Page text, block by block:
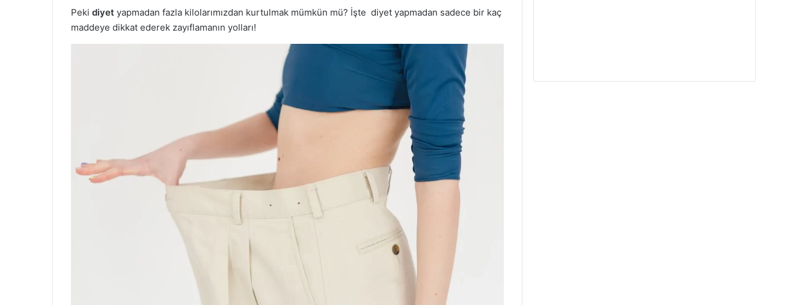
Peki diyet yapmadan fazla kilolarımızdan kurtulmak mümkün mü? İşte diyet yapmadan sadece bir kaç
maddeye dikkat ederek zayıflamanın yolları!